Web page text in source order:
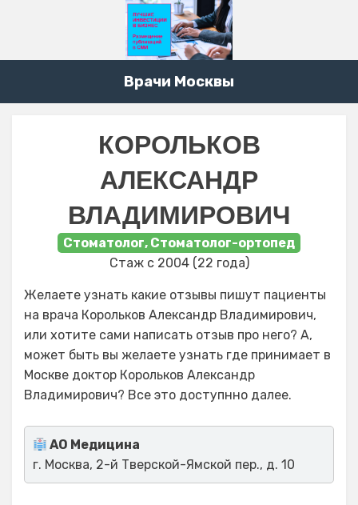
Врачи Москвы
КОРОЛЬКОВ
АЛЕКСАНДР
ВЛАДИМИРОВИЧ
Стоматолог, Стоматолог-ортопед
Стаж с 2004 (22 года)
Желаете узнать какие отзывы пишут пациенты
на врача Корольков Александр Владимирович,
или хотите сами написать отзыв про него? А,
может быть вы желаете узнать где принимает в
Москве доктор Корольков Александр
Владимирович? Все это доступнно далее.
АО Медицина
г. Москва, 2-й Тверской-Ямской пер., д. 10